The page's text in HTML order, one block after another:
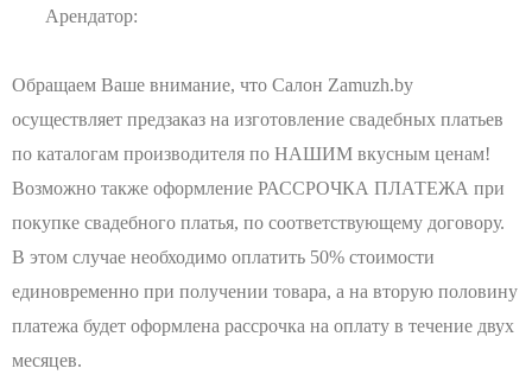
Арендатор:
Обращаем Ваше внимание, что Салон Zamuzh.by
осуществляет предзаказ на изготовление свадебных платьев
по каталогам производителя по НАШИМ вкусным ценам!
Возможно также оформление РАССРОЧКА ПЛАТЕЖА при
покупке свадебного платья, по соответствующему договору.
В этом случае необходимо оплатить 50% стоимости
единовременно при получении товара, а на вторую половину
платежа будет оформлена рассрочка на оплату в течение двух
месяцев.